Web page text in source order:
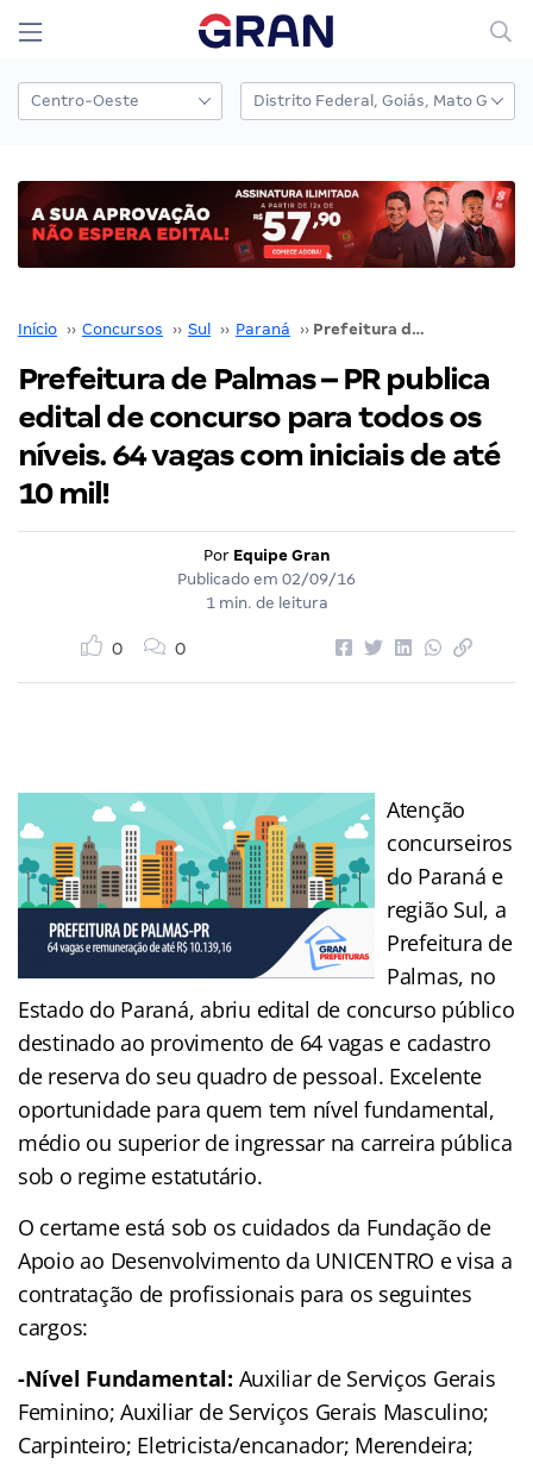
Início ›› Concursos ›› Sul ›› Paraná ›› Prefeitura de Palmas – PR publica edital de concurso para todos os níveis. 64 vagas com iniciais de até 10 mil!
Prefeitura de Palmas – PR publica
edital de concurso para todos os
níveis. 64 vagas com iniciais de até
10 mil!
Por Equipe Gran
Publicado em 02/09/16
1 min. de leitura
0 0
Atenção
concurseiros
do Paraná e
região Sul, a
Prefeitura de
Palmas, no
Estado do Paraná, abriu edital de concurso público
destinado ao provimento de 64 vagas e cadastro
de reserva do seu quadro de pessoal. Excelente
oportunidade para quem tem nível fundamental,
médio ou superior de ingressar na carreira pública
sob o regime estatutário.
O certame está sob os cuidados da Fundação de
Apoio ao Desenvolvimento da UNICENTRO e visa a
contratação de profissionais para os seguintes
cargos:
-Nível Fundamental: Auxiliar de Serviços Gerais
Feminino; Auxiliar de Serviços Gerais Masculino;
Carpinteiro; Eletricista/encanador; Merendeira;